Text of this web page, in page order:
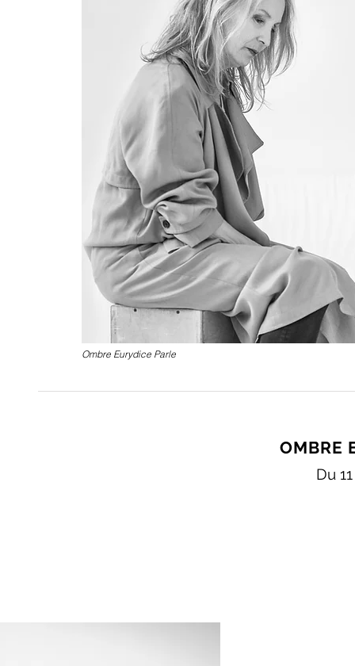
Ombre Eurydice Parle
OMBRE
Du